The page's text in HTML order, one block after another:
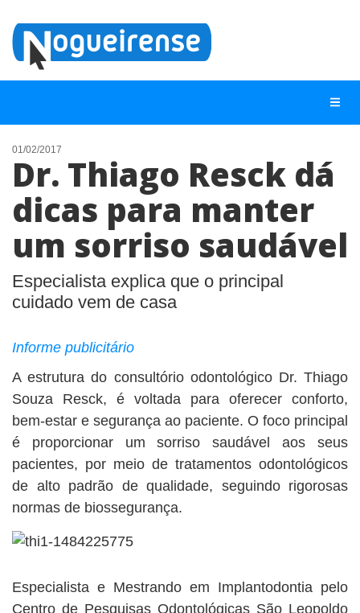
NOTÍCIAS
LISTA DIGITAL
CONTATO
01/02/2017
Dr. Thiago Resck dá
dicas para manter
um sorriso saudável
Especialista explica que o principal
cuidado vem de casa
Informe publicitário
A estrutura do consultório odontológico Dr. Thiago
Souza Resck, é voltada para oferecer conforto,
bem-estar e segurança ao paciente. O foco principal
é proporcionar um sorriso saudável aos seus
pacientes, por meio de tratamentos odontológicos
de alto padrão de qualidade, seguindo rigorosas
normas de biossegurança.
Especialista e Mestrando em Implantodontia pelo
Centro de Pesquisas Odontológicas São Leopoldo